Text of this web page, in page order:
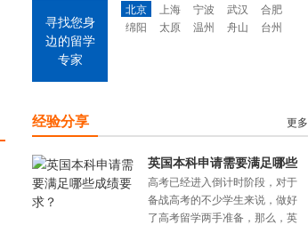
寻找您身
边的留学
专家
北京 上海 宁波 武汉
合肥
绵阳
太原 温州 舟山 台州
经验分享 更多
英国本科申请需要满足哪些
成绩要求？
高考已经进入倒计时阶段，对于
备战高考的不少学生来说，做好
了高考留学两手准备，那么，英